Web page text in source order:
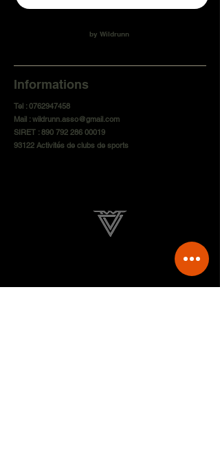
by Wildrunn
Informations
Tel :0762947458
Mail :wildrunn.asso@gmail.com
SIRET :890 792 286 00019
93122 Activités de clubs de sports